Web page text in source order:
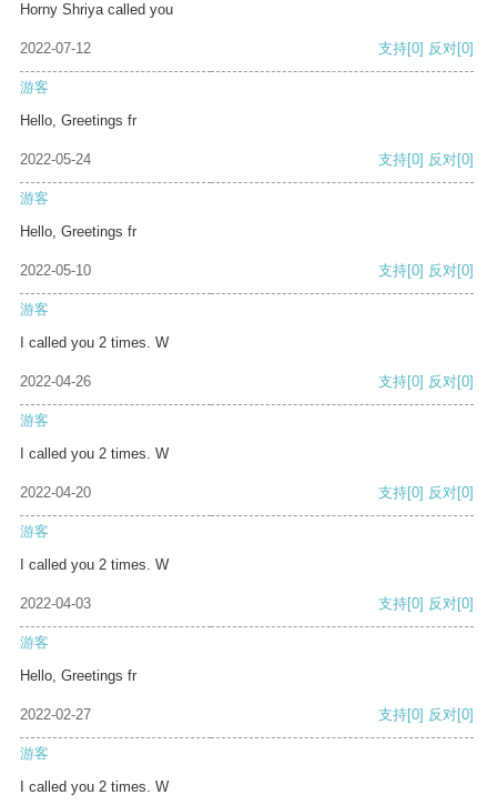
Horny Shriya called you
2022-07-12 支持[0] 反对[0]
游客
Hello, Greetings fr
2022-05-24 支持[0] 反对[0]
游客
Hello, Greetings fr
2022-05-10 支持[0] 反对[0]
游客
I called you 2 times. W
2022-04-26 支持[0] 反对[0]
游客
I called you 2 times. W
2022-04-20 支持[0] 反对[0]
游客
I called you 2 times. W
2022-04-03 支持[0] 反对[0]
游客
Hello, Greetings fr
2022-02-27 支持[0] 反对[0]
游客
I called you 2 times. W